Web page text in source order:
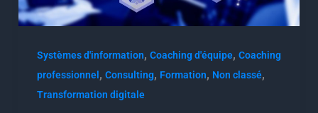
Systèmes d'information, Coaching d'équipe, Coaching
professionnel , Consulting, Formation, Non classé,
Transformation digitale